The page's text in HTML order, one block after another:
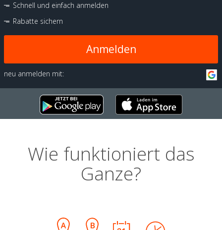
Schnell und einfach anmelden
Rabatte sichern
Anmelden
neu anmelden mit:
Wie funktioniert das
Ganze?